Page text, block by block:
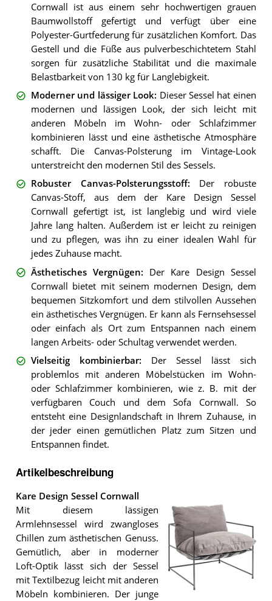
Cornwall ist aus einem sehr hochwertigen grauen
Baumwollstoff gefertigt und verfügt über eine
Polyester-Gurtfederung für zusätzlichen Komfort. Das
Gestell und die Füße aus pulverbeschichtetem Stahl
sorgen für zusätzliche Stabilität und die maximale
Belastbarkeit von 130 kg für Langlebigkeit.
Moderner und lässiger Look: Dieser Sessel hat einen
modernen und lässigen Look, der sich leicht mit
anderen Möbeln im Wohn- oder Schlafzimmer
kombinieren lässt und eine ästhetische Atmosphäre
schafft. Die Canvas-Polsterung im Vintage-Look
unterstreicht den modernen Stil des Sessels.
Robuster Canvas-Polsterungsstoff: Der robuste
Canvas-Stoff, aus dem der Kare Design Sessel
Cornwall gefertigt ist, ist langlebig und wird viele
Jahre lang halten. Außerdem ist er leicht zu reinigen
und zu pflegen, was ihn zu einer idealen Wahl für
jedes Zuhause macht.
Ästhetisches Vergnügen: Der Kare Design Sessel
Cornwall bietet mit seinem modernen Design, dem
bequemen Sitzkomfort und dem stilvollen Aussehen
ein ästhetisches Vergnügen. Er kann als Fernsehsessel
oder einfach als Ort zum Entspannen nach einem
langen Arbeits- oder Schultag verwendet werden.
Vielseitig kombinierbar: Der Sessel lässt sich
problemlos mit anderen Möbelstücken im Wohn-
oder Schlafzimmer kombinieren, wie z. B. mit der
verfügbaren Couch und dem Sofa Cornwall. So
entsteht eine Designlandschaft in Ihrem Zuhause, in
der jeder einen gemütlichen Platz zum Sitzen und
Entspannen findet.
Artikelbeschreibung
Kare Design Sessel Cornwall
Mit diesem lässigen
Armlehnsessel wird zwangloses
Chillen zum ästhetischen Genuss.
Gemütlich, aber in moderner
Loft-Optik lässt sich der Sessel
mit Textilbezug leicht mit anderen
Möbeln kombinieren. Der junge